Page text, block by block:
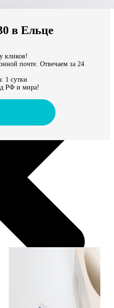
в Ельце
кликов!
почте. Отвечаем за 24
1 сутки
РФ и мира!